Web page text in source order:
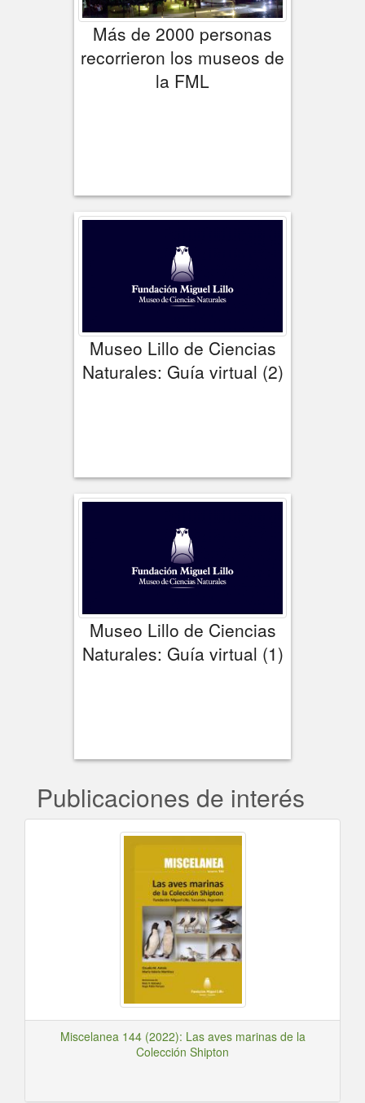
Más de 2000 personas
recorrieron los museos de
la FML
Museo Lillo de Ciencias
Naturales: Guía virtual (2)
Museo Lillo de Ciencias
Naturales: Guía virtual (1)
Publicaciones de interés
Miscelanea 144 (2022): Las aves marinas de la
Colección Shipton